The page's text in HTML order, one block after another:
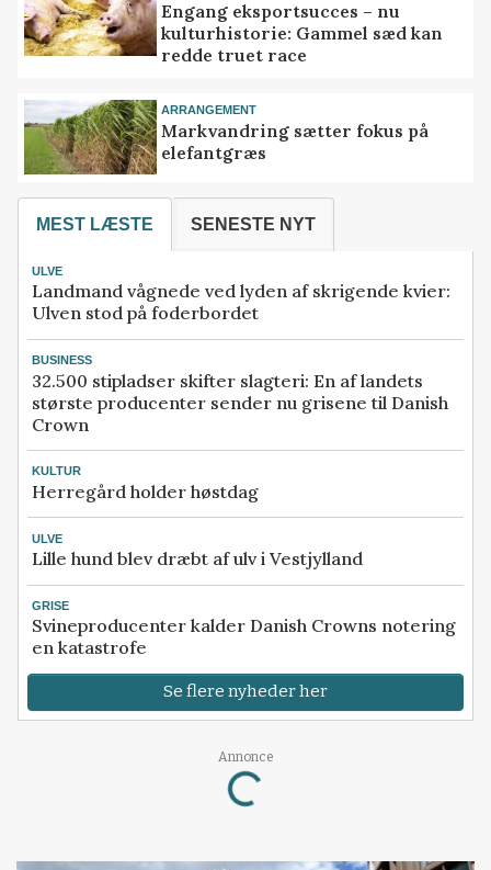
Engang eksportsucces – nu
kulturhistorie: Gammel sæd kan
redde truet race
ARRANGEMENT
Markvandring sætter fokus på
elefantgræs
MEST LÆSTE SENESTE NYT
ULVE
Landmand vågnede ved lyden af skrigende kvier:
Ulven stod på foderbordet
BUSINESS
32.500 stipladser skifter slagteri: En af landets
største producenter sender nu grisene til Danish
Crown
KULTUR
Herregård holder høstdag
ULVE
Lille hund blev dræbt af ulv i Vestjylland
GRISE
Svineproducenter kalder Danish Crowns notering
en katastrofe
Se flere nyheder her
Annonce
Loading...